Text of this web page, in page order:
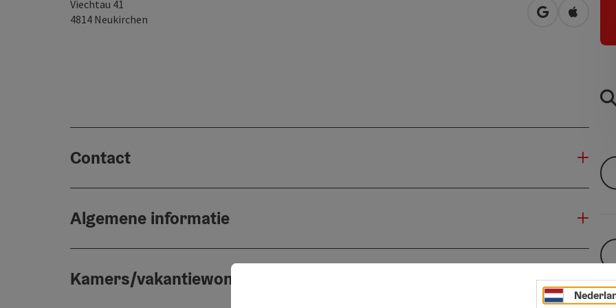
Viechtau 41
4814 Neukirchen Openen inOpenen
Contact
Algemene informatie
Kamers/vakantiewoningen